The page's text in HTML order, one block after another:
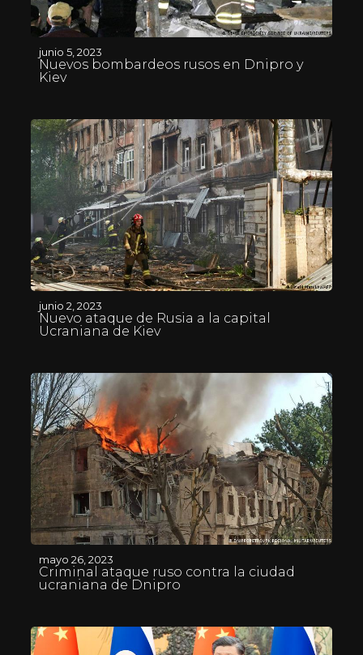
junio 5, 2023
Nuevos bombardeos rusos en Dnipro y
Kiev
junio 2, 2023
Nuevo ataque de Rusia a la capital
Ucraniana de Kiev
mayo 26, 2023
Criminal ataque ruso contra la ciudad
ucraniana de Dnipro